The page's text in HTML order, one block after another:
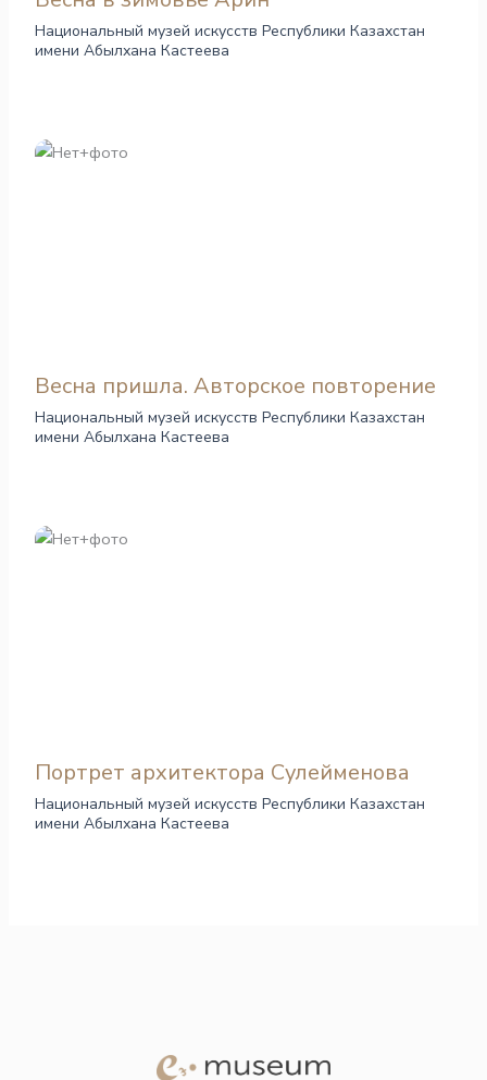
Национальный музей искусств Республики Казахстан
имени Абылхана Кастеева
Весна пришла. Авторское повторение
Национальный музей искусств Республики Казахстан
имени Абылхана Кастеева
Портрет архитектора Сулейменова
Национальный музей искусств Республики Казахстан
имени Абылхана Кастеева